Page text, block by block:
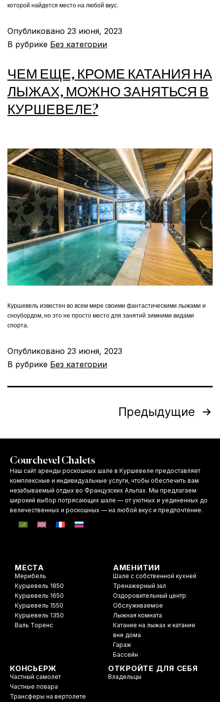
которой найдется место на любой вкус.
Опубликовано 23 июня, 2023
В рубрике Без категории
ЧЕМ ЕЩЕ, КРОМЕ КАТАНИЯ НА
ЛЫЖАХ, МОЖНО ЗАНЯТЬСЯ В
КУРШЕВЕЛЕ?
Куршевель известен во всем мире своими фантастическими лыжами и
сноубордом, но это не просто место для занятий зимними видами
спорта.
Опубликовано 23 июня, 2023
В рубрике Без категории
Предыдущие
Courchevel Chalets
Наш сайт аренды роскошных шале в Куршевеле предоставляет
комплексные и индивидуальные услуги, чтобы обеспечить вам
незабываемый отдых во Французских Альпах. Мы предлагаем
широкий выбор потрясающих шале — от уютных и уединенных до
величественных и роскошных — на любой вкус и предпочтение.
МЕСТА
Мерибель
Куршевель 1850
Куршевель 1650
Куршевель 1550
Куршевель 1350
Валь Торенс
АМЕНИТИИ
Шале с собственной кухней
Тренажерный зал
Оздоровительный центр
Обслуживаемое
Лыжная комната
Катание на лыжах и катание
вне дома
Гараж
Бассейн
КОНСЬЕРЖ
Частный самолет
Частные повара
Трансферы на вертолете
ОТКРОЙТЕ ДЛЯ СЕБЯ
Владельцы